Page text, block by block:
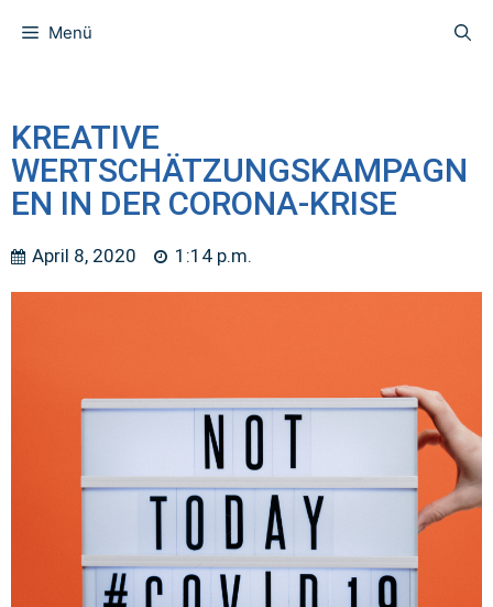
Menü
KREATIVE
WERTSCHÄTZUNGSKAMPAGN
EN IN DER CORONA-KRISE
April 8, 2020 1:14 p.m.